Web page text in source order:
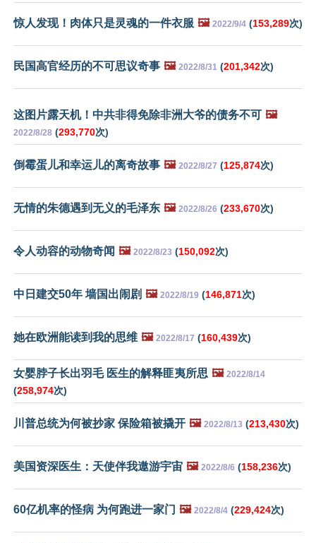
惊人发现！肉体只是灵魂的一件衣服 🖼️ 2022/9/4 (153,289次)
民国高官经历的不可思议奇事 🖼️ 2022/8/31 (201,342次)
这图片露天机！中共非得免除非洲大爷的债务不可 🖼️
2022/8/28 (293,770次)
倒霉蛋儿和幸运儿的离奇故事 🖼️ 2022/8/27 (125,874次)
无情的朱德遇到无义的毛泽东 🖼️ 2022/8/26 (233,670次)
令人动容的动物奇闻 🖼️ 2022/8/23 (150,092次)
中日建交50年 墙国出闹剧 🖼️ 2022/8/19 (146,871次)
她在欧洲能读到我的思维 🖼️ 2022/8/17 (160,439次)
女婴脖子长出羽毛 医生的解释匪夷所思 🖼️ 2022/8/14
(258,974次)
川普总统为何被抄家 保险箱被撬开 🖼️ 2022/8/13 (213,430次)
美国资深医生：天使伴我遨游宇宙 🖼️ 2022/8/6 (158,236次)
60亿机率的怪病 为何跑进一家门 🖼️ 2022/8/4 (229,424次)